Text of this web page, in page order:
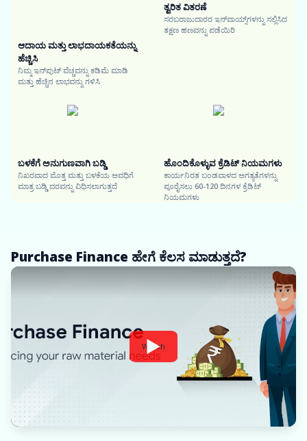
ಆದಾಯ ಮತ್ತು ಲಾಭದಾಯಕತೆಯನ್ನು
ಹೆಚ್ಚಿಸಿ
ನಿಮ್ಮ ಇನ್‌ಪುಟ್ ವೆಚ್ಚವನ್ನು ಕಡಿಮೆ ಮಾಡಿ
ಮತ್ತು ಹೆಚ್ಚಿನ ಲಾಭವನ್ನು ಗಳಿಸಿ
ತ್ವರಿತ ವಿತರಣೆ
ಸರಬರಾಜುದಾರರ ಇನ್‌ವಾಯ್ಸ್‌ಗಳನ್ನು ಸಲ್ಲಿಸಿದ
ತಕ್ಷಣ ಹಣವನ್ನು ಪಡೆಯಿರಿ
ಬಳಕೆಗೆ ಅನುಗುಣವಾಗಿ ಬಡ್ಡಿ
ನಿಖರವಾದ ಮೊತ್ತ ಮತ್ತು ಬಳಕೆಯ ಅವಧಿಗೆ
ಮಾತ್ರ ಬಡ್ಡಿ ದರವನ್ನು ವಿಧಿಸಲಾಗುತ್ತದೆ
ಹೊಂದಿಕೊಳ್ಳುವ ಕ್ರೆಡಿಟ್ ನಿಯಮಗಳು
ಕಾರ್ಯನಿರತ ಬಂಡವಾಳದ ಅಗತ್ಯತೆಗಳನ್ನು
ಪೂರೈಸಲು 60-120 ದಿನಗಳ ಕ್ರೆಡಿಟ್
ನಿಯಮಗಳು
Purchase Finance ಹೇಗೆ ಕೆಲಸ ಮಾಡುತ್ತದೆ?
Watch